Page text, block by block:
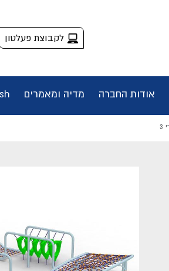
לקבוצת פעלטון
אודות החברה מדיה ומאמרים